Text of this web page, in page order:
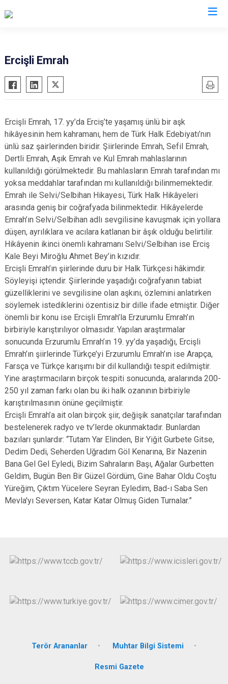
Bahçesaray
Başkale
Çatak
Edremit
Erciş
Gevaş
Saray
İpekyolu
Tuşba
Ercişli Emrah
Ercişli Emrah, 17. yy’da Erciş’te yaşamış ünlü bir aşk
hikâyesinin hem kahramanı, hem de Türk Halk Edebiyatı’nın
ünlü saz şairlerinden biridir. Şiirlerinde Emrah, Sefil Emrah,
Dertli Emrah, Aşık Emrah ve Kul Emrah mahlaslarının
kullanıldığı görülmektedir. Bu mahlasların Emrah tarafından mı
yoksa meddahlar tarafından mı kullanıldığı bilinmemektedir.
Emrah ile Selvi/Selbihan Hikayesi, Türk Halk Hikâyeleri
arasında geniş bir coğrafyada bilinmektedir. Hikâyelerde
Emrah’ın Selvi/Selbihan adlı sevgilisine kavuşmak için yollara
düşen, ayrılıklara ve acılara katlanan bir âşık olduğu belirtilir.
Hikâyenin ikinci önemli kahramanı Selvi/Selbihan ise Erciş
Kale Beyi Miroğlu Ahmet Bey’in kızıdır.
Ercişli Emrah’ın şiirlerinde duru bir Halk Türkçesi hâkimdir.
Söyleyişi içtendir. Şiirlerinde yaşadığı coğrafyanın tabiat
güzelliklerini ve sevgilisine olan aşkını, özlemini anlatırken
söylemek istediklerini özentisiz bir dille ifade etmiştir. Diğer
önemli bir konu ise Ercişli Emrah’la Erzurumlu Emrah’ın
birbiriyle karıştırılıyor olmasıdır. Yapılan araştırmalar
sonucunda Erzurumlu Emrah’ın 19. yy’da yaşadığı, Ercişli
Emrah’ın şiirlerinde Türkçe’yi Erzurumlu Emrah’ın ise Arapça,
Farsça ve Türkçe karışımı bir dil kullandığı tespit edilmiştir.
Yine araştırmacıların birçok tespiti sonucunda, aralarında 200-
250 yıl zaman farkı olan bu iki halk ozanının birbiriyle
karıştırılmasının önüne geçilmiştir.
Ercişli Emrah’a ait olan birçok şiir, değişik sanatçılar tarafından
bestelenerek radyo ve tv’lerde okunmaktadır. Bunlardan
bazıları şunlardır: “Tutam Yar Elinden, Bir Yiğit Gurbete Gitse,
Dedim Dedi, Seherden Uğradım Göl Kenarına, Bir Nazenin
Bana Gel Gel Eyledi, Bizim Sahraların Başı, Ağalar Gurbetten
Geldim, Bugün Ben Bir Güzel Gördüm, Gine Bahar Oldu Coştu
Yüreğim, Çıktım Yücelere Seyran Eyledim, Bad-ı Saba Sen
Mevla'yı Seversen, Katar Katar Olmuş Giden Turnalar.”
Terör Arananlar Muhtar Bilgi Sistemi
Resmi Gazete